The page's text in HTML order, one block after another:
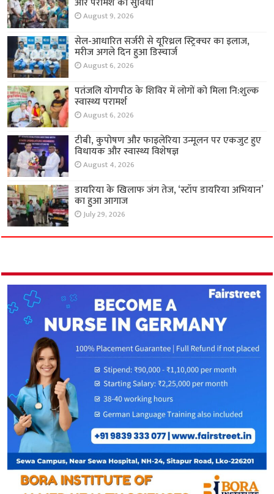
August 9, 2026
सेल-आधारित सर्जरी से यूरिथ्रल स्ट्रिक्चर का इलाज,
मरीज अगले दिन हुआ डिस्चार्ज
August 6, 2026
पतंजलि योगपीठ के शिविर में लोगों को मिला नि:शुल्क
स्वास्थ्य परामर्श
August 6, 2026
टीबी, कुपोषण और फाइलेरिया उन्मूलन पर एकजुट हुए
विधायक और स्वास्थ्य विशेषज्ञ
August 4, 2026
डायरिया के खिलाफ जंग तेज, ‘स्टॉप डायरिया अभियान’
का हुआ आगाज
July 29, 2026